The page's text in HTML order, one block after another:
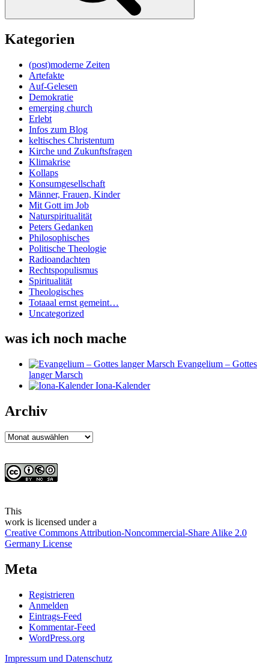
Kategorien
(post)moderne Zeiten
Artefakte
Auf-Gelesen
Demokratie
emerging church
Erlebt
Infos zum Blog
keltisches Christentum
Kirche und Zukunftsfragen
Klimakrise
Kollaps
Konsumgesellschaft
Männer, Frauen, Kinder
Mit Gott im Job
Naturspiritualität
Peters Gedanken
Philosophisches
Politische Theologie
Radioandachten
Rechtspopulismus
Spiritualität
Theologisches
Totaaal ernst gemeint…
Uncategorized
was ich noch mache
Evangelium – Gottes
langer Marsch
Iona-Kalender
Archiv
Archiv
This
work is licensed under a
Creative Commons Attribution-Noncommercial-Share Alike 2.0
Germany License
Meta
Registrieren
Anmelden
Eintrags-Feed
Kommentar-Feed
WordPress.org
Impressum und Datenschutz